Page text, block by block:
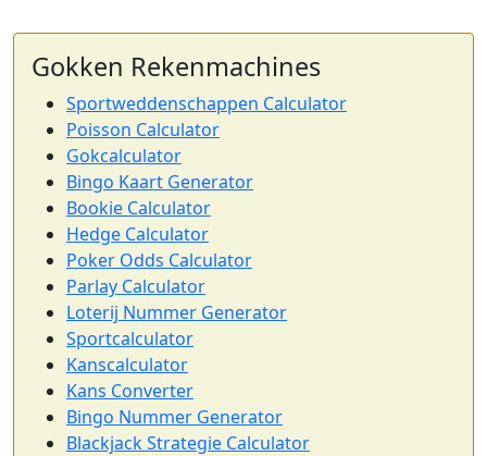
Gokken Rekenmachines
Sportweddenschappen Calculator
Poisson Calculator
Gokcalculator
Bingo Kaart Generator
Bookie Calculator
Hedge Calculator
Poker Odds Calculator
Parlay Calculator
Loterij Nummer Generator
Sportcalculator
Kanscalculator
Kans Converter
Bingo Nummer Generator
Blackjack Strategie Calculator